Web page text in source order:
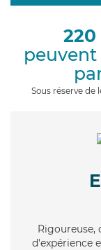
Sous réserve
Rigoureuse,
d'expérience